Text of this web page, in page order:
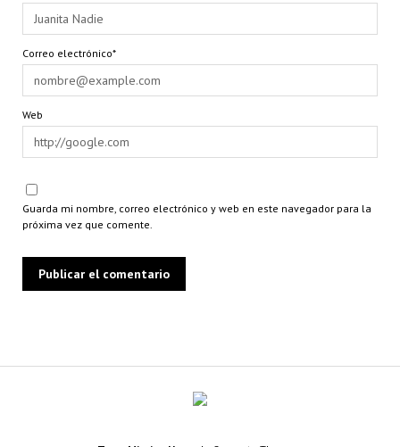
Correo electrónico*
Web
Guarda mi nombre, correo electrónico y web en este navegador para la
próxima vez que comente.
azagala